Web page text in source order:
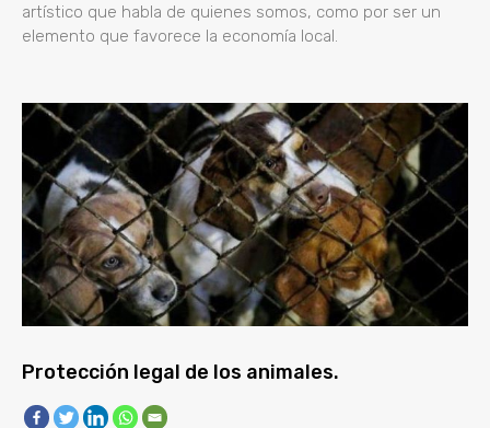
artístico que habla de quienes somos, como por ser un
elemento que favorece la economía local.
Protección legal de los animales.